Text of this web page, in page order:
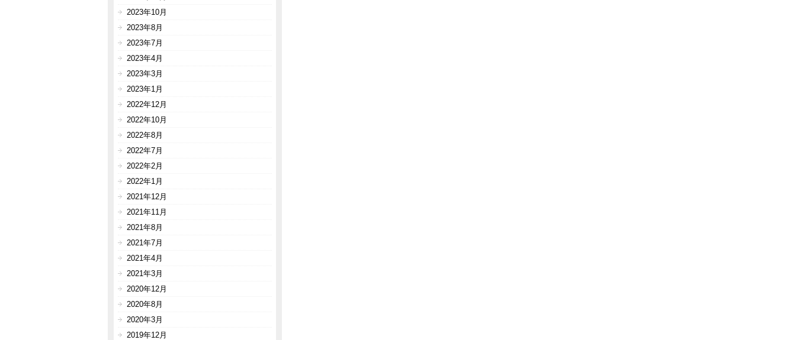
2023年10月
2023年8月
2023年7月
2023年4月
2023年3月
2023年1月
2022年12月
2022年10月
2022年8月
2022年7月
2022年2月
2022年1月
2021年12月
2021年11月
2021年8月
2021年7月
2021年4月
2021年3月
2020年12月
2020年8月
2020年3月
2019年12月